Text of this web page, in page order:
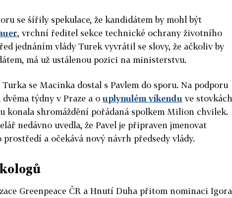
se šířily spekulace, že kandidátem by mohl být
, vrchní ředitel sekce technické ochrany životního
jednáním vlády Turek vyvrátil se slovy, že ačkoliv by
má už ustálenou pozici na ministerstvu.
se Macinka dostal s Pavlem do sporu. Na podporu
týdny v Praze a ouplynulém víkendu ve stovkách
konala shromáždění pořádaná spolkem Milion chvilek.
nedávno uvedla, že Pavel je připraven jmenovat
a očekává nový návrh předsedy vlády.
Greenpeace ČR a Hnutí Duha přitom nominaci Igora